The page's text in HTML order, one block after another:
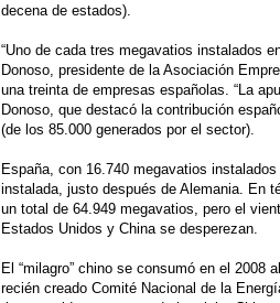
decena de estados).
“Uno de cada tres megavatios instalados
Donoso, presidente de la Asociación
una treinta de empresas españolas. “La
Donoso, que destacó la contribución
(de los 85.000 generados por el sector).
España, con 16.740 megavatios
instalada, justo después de Alemania. En
un total de 64.949 megavatios, pero el
Estados Unidos y China se desperezan.
El “milagro” chino se consumó en el 2008
recién creado Comité Nacional de la